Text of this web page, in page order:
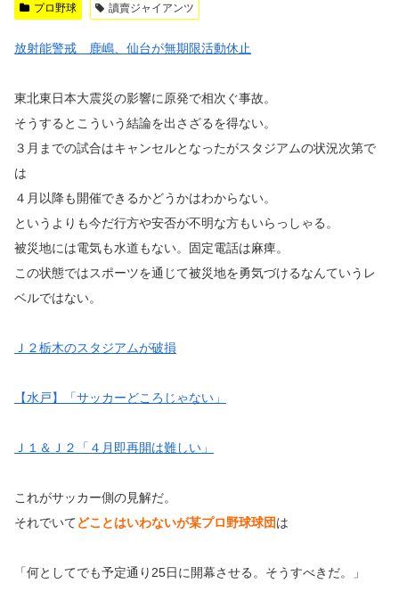
プロ野球 讀賣ジャイアンツ
放射能警戒 鹿嶋、仙台が無期限活動休止
東北東日本大震災の影響に原発で相次ぐ事故。
そうするとこういう結論を出さざるを得ない。
３月までの試合はキャンセルとなったがスタジアムの状況次第で
は
４月以降も開催できるかどうかはわからない。
というよりも今だ行方や安否が不明な方もいらっしゃる。
被災地には電気も水道もない。固定電話は麻痺。
この状態ではスポーツを通じて被災地を勇気づけるなんていうレ
ベルではない。
Ｊ２栃木のスタジアムが破損
【水戸】「サッカーどころじゃない」
Ｊ１＆Ｊ２「４月即再開は難しい」
これがサッカー側の見解だ。
それでいてどことはいわないが某プロ野球球団は
「何としてでも予定通り25日に開幕させる。そうすべきだ。」